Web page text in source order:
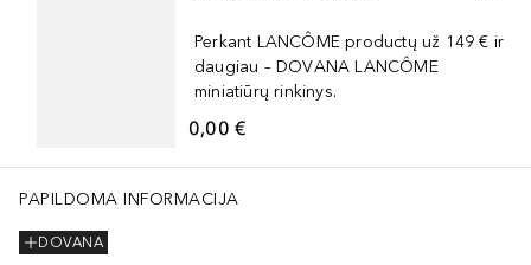
Perkant LANCÔME productų už 149 € ir
daugiau – DOVANA LANCÔME
miniatiūrų rinkinys.
0,00 €
PAPILDOMA INFORMACIJA
DOVANA